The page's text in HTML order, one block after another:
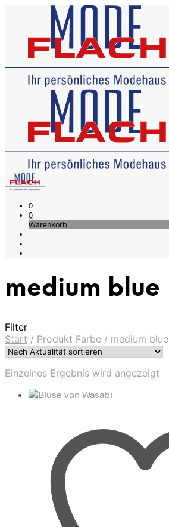
0
0
Warenkorb
medium blue
Filter
Start / Produkt Farbe / medium blue
Einzelnes Ergebnis wird angezeigt